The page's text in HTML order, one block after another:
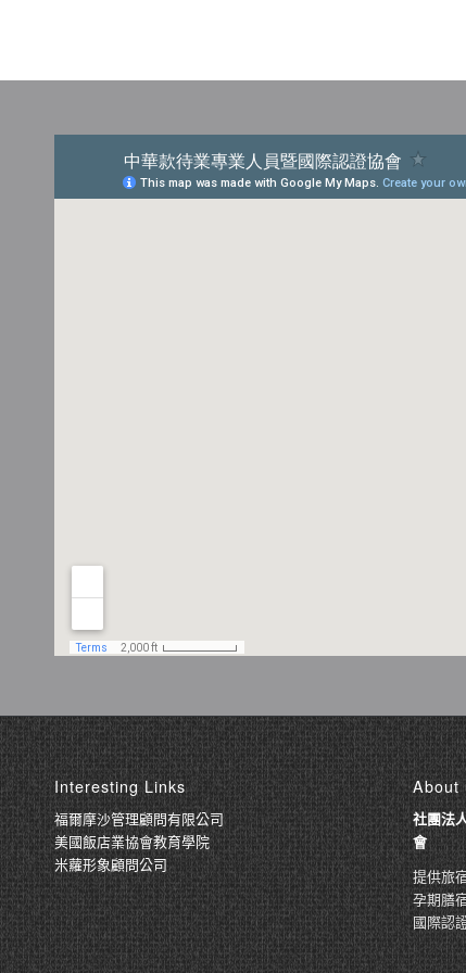
Interesting Links
福爾摩沙管理顧問有限公司
美國飯店業協會教育學院
米蘿形象顧問公司
About
社團法
會
提供旅
孕期膳
國際認